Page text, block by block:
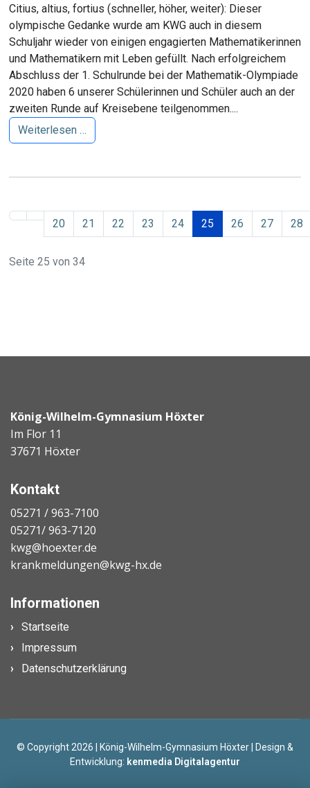
Citius, altius, fortius (schneller, höher, weiter): Dieser
olympische Gedanke wurde am KWG auch in diesem
Schuljahr wieder von einigen engagierten Mathematikerinnen
und Mathematikern mit Leben gefüllt. Nach erfolgreichem
Abschluss der 1. Schulrunde bei der Mathematik-Olympiade
2020 haben 6 unserer Schülerinnen und Schüler auch an der
zweiten Runde auf Kreisebene teilgenommen....
Weiterlesen …
20 21 22 23 24 25 26 27 28
Seite 25 von 34
König-Wilhelm-Gymnasium Höxter
Im Flor 11
37671 Höxter
Kontakt
05271 / 963-7100
05271/ 963-7120
kwg@hoexter.de
krankmeldungen@kwg-hx.de
Informationen
Startseite
Impressum
Datenschutzerklärung
© Copyright 2026 | König-Wilhelm-Gymnasium Höxter | Design &
Entwicklung: kenmedia Digitalagentur